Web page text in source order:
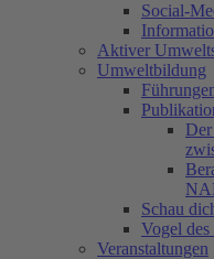
Social-
Aktiver
Umweltbildung
Schau
Vogel des
Veranstaltungen